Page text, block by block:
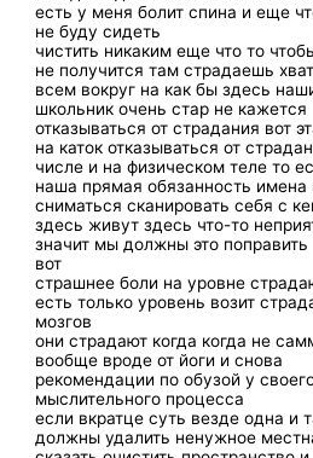
есть у меня болит спина и еще
не буду сидеть
чистить никаким еще что то
не получится там страдаешь
всем вокруг на как бы здесь
школьник очень стар не кажется
отказываться от страдания вот
на каток отказываться от
числе и на физическом теле то
наша прямая обязанность имена
сниматься сканировать себя с
здесь живут здесь что-то
значит мы должны это поправить
вот
страшнее боли на уровне
есть только уровень возит
мозгов
они страдают когда когда не
вообще вроде от йоги и снова
рекомендации по обузой у
мыслительного процесса
если вкратце суть везде одна и
должны удалить ненужное